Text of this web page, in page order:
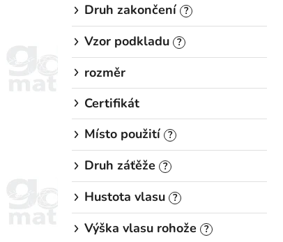
Druh zakončení ?
Vzor podkladu ?
rozměr
Certifikát
Místo použití ?
Druh záťěže ?
Hustota vlasu ?
Výška vlasu rohože ?